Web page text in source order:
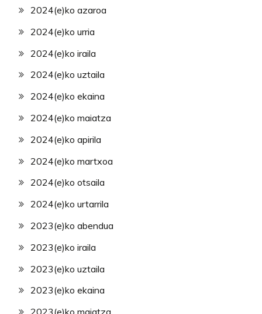
2024(e)ko azaroa
2024(e)ko urria
2024(e)ko iraila
2024(e)ko uztaila
2024(e)ko ekaina
2024(e)ko maiatza
2024(e)ko apirila
2024(e)ko martxoa
2024(e)ko otsaila
2024(e)ko urtarrila
2023(e)ko abendua
2023(e)ko iraila
2023(e)ko uztaila
2023(e)ko ekaina